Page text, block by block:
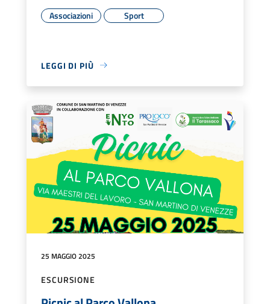
Associazioni Sport
LEGGI DI PIÙ
25 MAGGIO 2025
ESCURSIONE